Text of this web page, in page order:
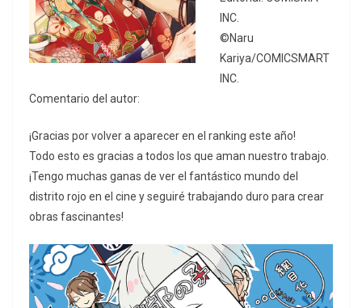
INC.
©Naru
Kariya/COMICSMART
INC.
Comentario del autor:
¡Gracias por volver a aparecer en el ranking este año!
Todo esto es gracias a todos los que aman nuestro trabajo.
¡Tengo muchas ganas de ver el fantástico mundo del
distrito rojo en el cine y seguiré trabajando duro para crear
obras fascinantes!